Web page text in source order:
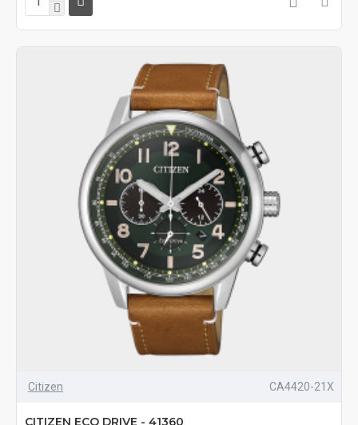
Citizen CA4420-21X
CITIZEN ECO DRIVE - 41360